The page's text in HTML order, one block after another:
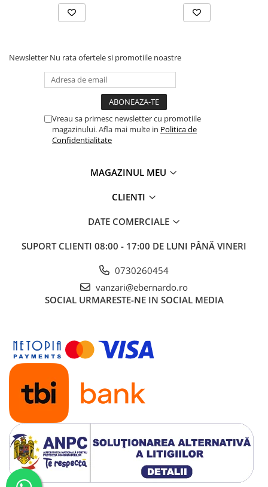
Newsletter Nu rata ofertele si promotiile noastre
Vreau sa primesc newsletter cu promotiile
magazinului. Afla mai multe in Politica de
Confidentialitate
MAGAZINUL MEU
CLIENTI
DATE COMERCIALE
SUPORT CLIENTI 08:00 - 17:00 DE LUNI PÂNĂ VINERI
0730260454
vanzari@ebernardo.ro
SOCIAL URMARESTE-NE IN SOCIAL MEDIA